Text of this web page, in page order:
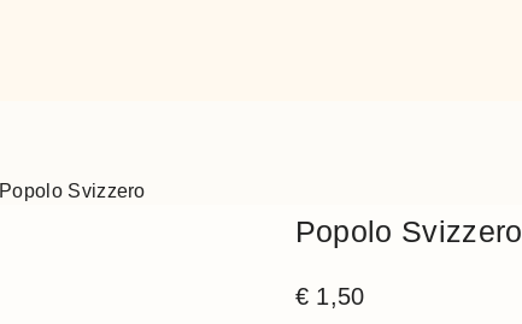
Popolo Svizzero
Popolo Svizzero
€ 1,50